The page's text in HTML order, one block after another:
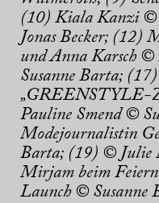
(10) Kiala Kanzi
Jonas Becker; (12)
und Anna Karsch
Susanne Barta;
„GREENSTYLE-
Pauline Smend ©
Modejournalistin
Barta; (19) © Julie
Mirjam beim Feiern
Launch © Susanne